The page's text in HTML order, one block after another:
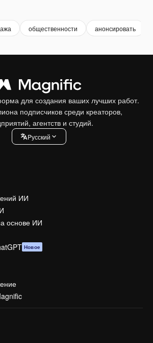
общественности анонсировать
для создания ваших лучших работ.
подписчиков среди креаторов,
агентств и студий.
Pусский
ИИ
основе ИИ
Новое